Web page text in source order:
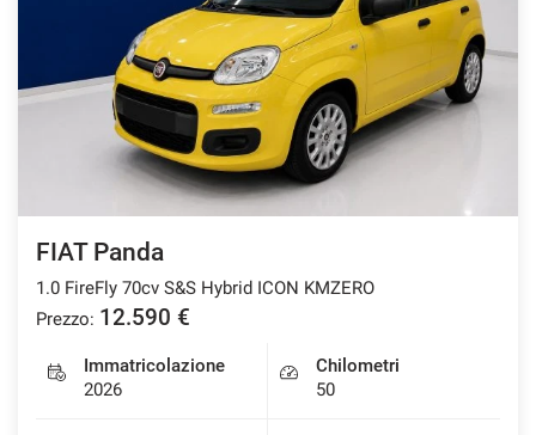
FIAT Panda
1.0 FireFly 70cv S&S Hybrid ICON KMZERO
Prezzo: 12.590 €
Immatricolazione
2026
Chilometri
50